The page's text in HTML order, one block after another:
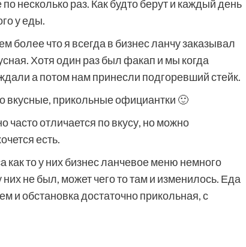
несколько раз. Как будто берут и каждый день
у еды.
более что я всегда в бизнес ланчу заказывал
Хотя один раз был факап и мы когда
а потом нам принесли подгоревший стейк.
вкусные, прикольные официантки 🙂
отличается по вкусу, но можно
есть.
то у них бизнес ланчевое меню немного
не был, может чего то там и изменилось. Еда
и обстановка достаточно прикольная, с